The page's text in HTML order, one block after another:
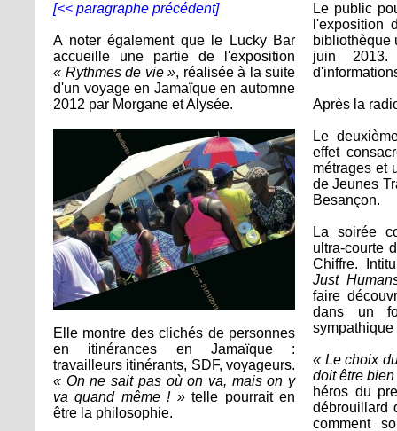
[<< paragraphe précédent]
A noter également que le Lucky Bar
accueille une partie de l'exposition
« Rythmes de vie », réalisée à la suite
d'un voyage en Jamaïque en automne
2012 par Morgane et Alysée.
Elle montre des clichés de personnes
en itinérances en Jamaïque :
travailleurs itinérants, SDF, voyageurs.
« On ne sait pas où on va, mais on y
va quand même ! »telle pourrait en
être la philosophie.
Le public
l'exposition
bibliothèque
juin 2013.
Après la
Le
effet
métrages et
de Jeunes
Besançon.
La soirée
ultra-courte
Chiffre.
Just
faire
dans un
sympathique
« Le choix
doit être
héros du
débrouillard
comment